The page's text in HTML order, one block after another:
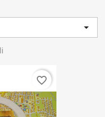

favorite_border